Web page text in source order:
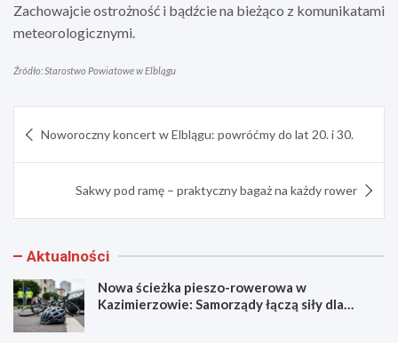
Zachowajcie ostrożność i bądźcie na bieżąco z komunikatami
meteorologicznymi.
Źródło: Starostwo Powiatowe w Elblągu
wpisu
Noworoczny koncert w Elblągu: powróćmy do lat 20. i 30.
Sakwy pod ramę – praktyczny bagaż na każdy rower
Aktualności
Nowa ścieżka pieszo-rowerowa w
Kazimierzowie: Samorządy łączą siły dla